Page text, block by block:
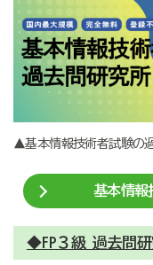
▲基本情報技術者試験の
基本情報
◆FP３級 過去問研